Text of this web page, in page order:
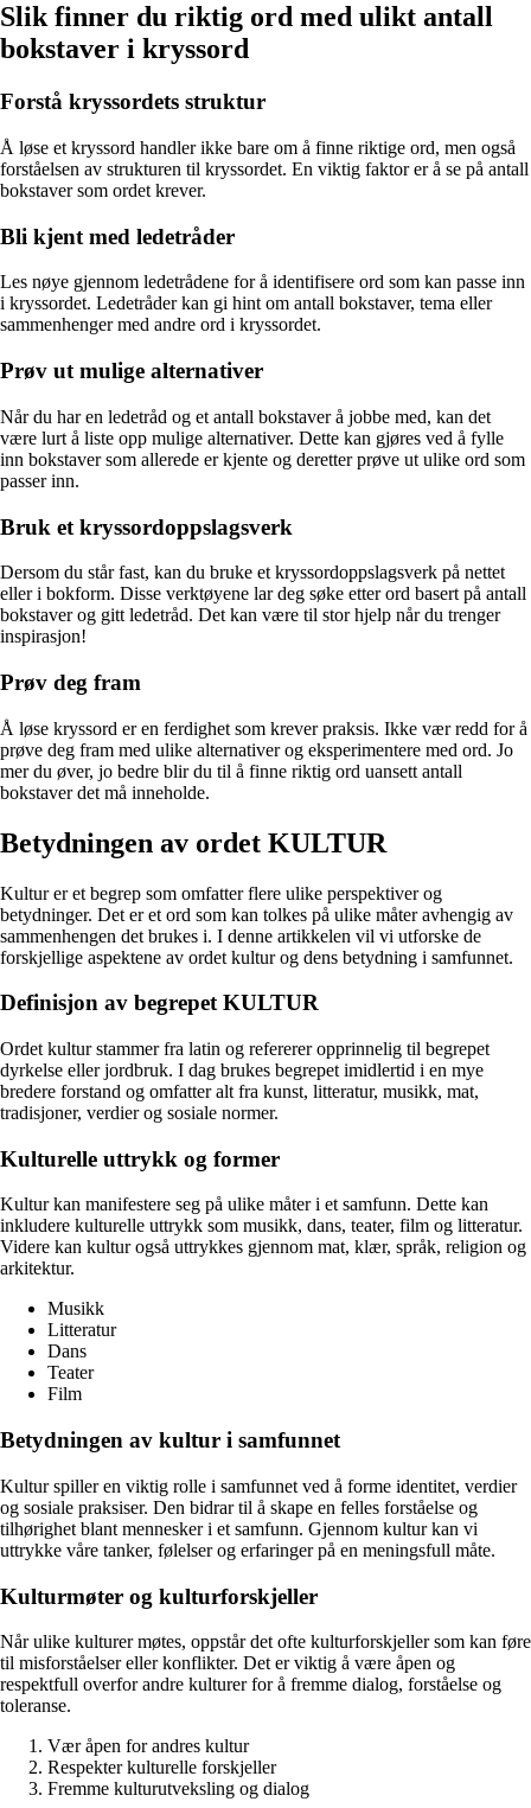
Slik finner du riktig ord med ulikt antall
bokstaver i kryssord
Forstå kryssordets struktur
Å løse et kryssord handler ikke bare om å finne riktige ord, men også
forståelsen av strukturen til kryssordet. En viktig faktor er å se på antall
bokstaver som ordet krever.
Bli kjent med ledetråder
Les nøye gjennom ledetrådene for å identifisere ord som kan passe inn
i kryssordet. Ledetråder kan gi hint om antall bokstaver, tema eller
sammenhenger med andre ord i kryssordet.
Prøv ut mulige alternativer
Når du har en ledetråd og et antall bokstaver å jobbe med, kan det
være lurt å liste opp mulige alternativer. Dette kan gjøres ved å fylle
inn bokstaver som allerede er kjente og deretter prøve ut ulike ord som
passer inn.
Bruk et kryssordoppslagsverk
Dersom du står fast, kan du bruke et kryssordoppslagsverk på nettet
eller i bokform. Disse verktøyene lar deg søke etter ord basert på antall
bokstaver og gitt ledetråd. Det kan være til stor hjelp når du trenger
inspirasjon!
Prøv deg fram
Å løse kryssord er en ferdighet som krever praksis. Ikke vær redd for å
prøve deg fram med ulike alternativer og eksperimentere med ord. Jo
mer du øver, jo bedre blir du til å finne riktig ord uansett antall
bokstaver det må inneholde.
Betydningen av ordet KULTUR
Kultur er et begrep som omfatter flere ulike perspektiver og
betydninger. Det er et ord som kan tolkes på ulike måter avhengig av
sammenhengen det brukes i. I denne artikkelen vil vi utforske de
forskjellige aspektene av ordet kultur og dens betydning i samfunnet.
Definisjon av begrepet KULTUR
Ordet kultur stammer fra latin og refererer opprinnelig til begrepet
dyrkelse eller jordbruk. I dag brukes begrepet imidlertid i en mye
bredere forstand og omfatter alt fra kunst, litteratur, musikk, mat,
tradisjoner, verdier og sosiale normer.
Kulturelle uttrykk og former
Kultur kan manifestere seg på ulike måter i et samfunn. Dette kan
inkludere kulturelle uttrykk som musikk, dans, teater, film og litteratur.
Videre kan kultur også uttrykkes gjennom mat, klær, språk, religion og
arkitektur.
Musikk
Litteratur
Dans
Teater
Film
Betydningen av kultur i samfunnet
Kultur spiller en viktig rolle i samfunnet ved å forme identitet, verdier
og sosiale praksiser. Den bidrar til å skape en felles forståelse og
tilhørighet blant mennesker i et samfunn. Gjennom kultur kan vi
uttrykke våre tanker, følelser og erfaringer på en meningsfull måte.
Kulturmøter og kulturforskjeller
Når ulike kulturer møtes, oppstår det ofte kulturforskjeller som kan føre
til misforståelser eller konflikter. Det er viktig å være åpen og
respektfull overfor andre kulturer for å fremme dialog, forståelse og
toleranse.
Vær åpen for andres kultur
Respekter kulturelle forskjeller
Fremme kulturutveksling og dialog